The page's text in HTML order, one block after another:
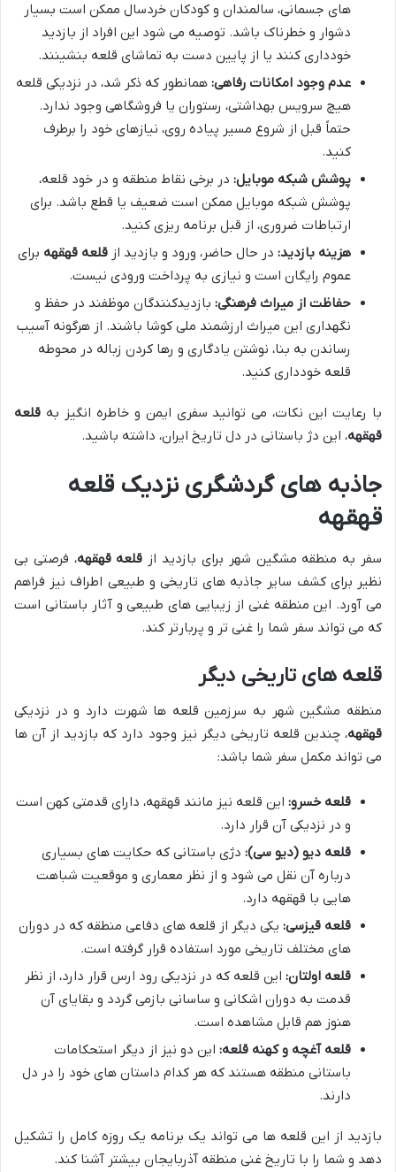
های جسمانی، سالمندان و کودکان خردسال ممکن است بسیار
دشوار و خطرناک باشد. توصیه می شود این افراد از بازدید
خودداری کنند یا از پایین دست به تماشای قلعه بنشینند.
عدم وجود امکانات رفاهی: همانطور که ذکر شد، در نزدیکی قلعه
هیچ سرویس بهداشتی، رستوران یا فروشگاهی وجود ندارد.
حتماً قبل از شروع مسیر پیاده روی، نیازهای خود را برطرف
کنید.
پوشش شبکه موبایل: در برخی نقاط منطقه و در خود قلعه،
پوشش شبکه موبایل ممکن است ضعیف یا قطع باشد. برای
ارتباطات ضروری، از قبل برنامه ریزی کنید.
هزینه بازدید: در حال حاضر، ورود و بازدید از قلعه قهقهه برای
عموم رایگان است و نیازی به پرداخت ورودی نیست.
حفاظت از میراث فرهنگی: بازدیدکنندگان موظفند در حفظ و
نگهداری این میراث ارزشمند ملی کوشا باشند. از هرگونه آسیب
رساندن به بنا، نوشتن یادگاری و رها کردن زباله در محوطه
قلعه خودداری کنید.
با رعایت این نکات، می توانید سفری ایمن و خاطره انگیز به قلعه
قهقهه، این دژ باستانی در دل تاریخ ایران، داشته باشید.
جاذبه های گردشگری نزدیک قلعه
قهقهه
سفر به منطقه مشگین شهر برای بازدید از قلعه قهقهه، فرصتی بی
نظیر برای کشف سایر جاذبه های تاریخی و طبیعی اطراف نیز فراهم
می آورد. این منطقه غنی از زیبایی های طبیعی و آثار باستانی است
که می تواند سفر شما را غنی تر و پربارتر کند.
قلعه های تاریخی دیگر
منطقه مشگین شهر به سرزمین قلعه ها شهرت دارد و در نزدیکی
قهقهه، چندین قلعه تاریخی دیگر نیز وجود دارد که بازدید از آن ها
می تواند مکمل سفر شما باشد:
قلعه خسرو: این قلعه نیز مانند قهقهه، دارای قدمتی کهن است
و در نزدیکی آن قرار دارد.
قلعه دیو (دیو سی): دژی باستانی که حکایت های بسیاری
درباره آن نقل می شود و از نظر معماری و موقعیت شباهت
هایی با قهقهه دارد.
قلعه قیزسی: یکی دیگر از قلعه های دفاعی منطقه که در دوران
های مختلف تاریخی مورد استفاده قرار گرفته است.
قلعه اولتان: این قلعه که در نزدیکی رود ارس قرار دارد، از نظر
قدمت به دوران اشکانی و ساسانی بازمی گردد و بقایای آن
هنوز هم قابل مشاهده است.
قلعه آغچه و کهنه قلعه: این دو نیز از دیگر استحکامات
باستانی منطقه هستند که هر کدام داستان های خود را در دل
دارند.
بازدید از این قلعه ها می تواند یک برنامه یک روزه کامل را تشکیل
دهد و شما را با تاریخ غنی منطقه آذربایجان بیشتر آشنا کند.